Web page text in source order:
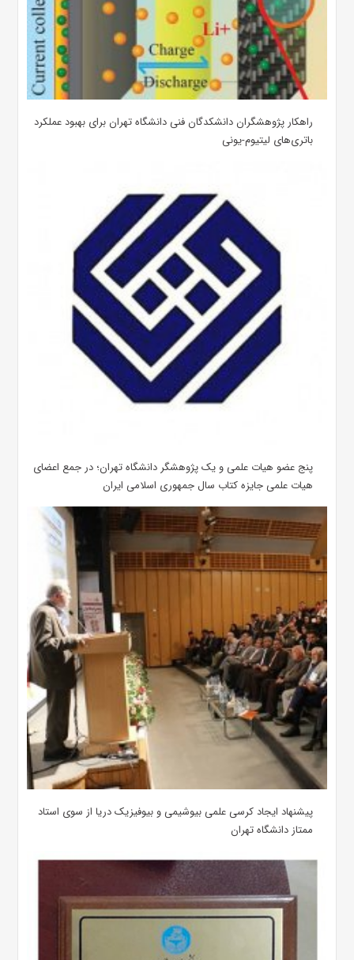
راهکار پژوهشگران دانشکدگان فنی دانشگاه تهران برای بهبود عملکرد
باتری‌های لیتیوم-یونی
پنج عضو هیات علمی و یک پژوهشگر دانشگاه تهران؛ در جمع اعضای
هیات علمی جایزه کتاب سال جمهوری اسلامی ایران
پیشنهاد ایجاد کرسی علمی بیوشیمی و بیوفیزیک دریا از سوی استاد
ممتاز دانشگاه تهران